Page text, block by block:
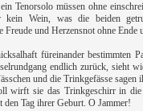
Tenorsolo müssen ohne
kein Wein, was die beiden
Freude und Herzensnot ohne
füreinander bestimmten
endlich zurück, sieht
und die Trinkgefässe sagen
wirft sie das Trinkgeschirr in
Tag ihrer Geburt. O Jammer!